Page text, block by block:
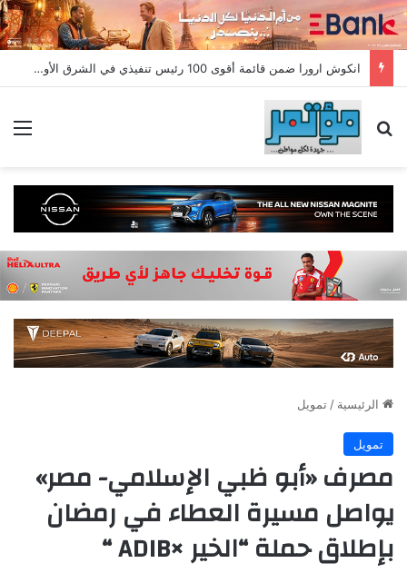
انكوش ارورا ضمن قائمة أقوى 100 رئيس تنفيذي في الشرق الأوسط لعام 2026 في قائمة فوربس الشرق الأوسط”
بحث عن
الرئيسية / تمويل
تمويل
مصرف «أبو ظبي الإسلامي- مصر»
يواصل مسيرة العطاء في رمضان
بإطلاق حملة “الخير ×ADIB “